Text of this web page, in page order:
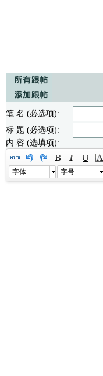
笔 名 (必选项):
标 题 (必选项):
内 容 (选填项):
字体 字号